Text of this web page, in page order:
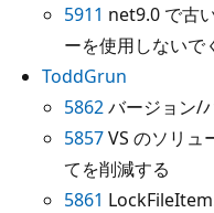
5911 net9.0 で古
ーを使用しないで
ToddGrun
5862バージョン/
5857VS のソリュ
てを削減する
5861